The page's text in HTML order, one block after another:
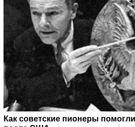
Как советские пионеры